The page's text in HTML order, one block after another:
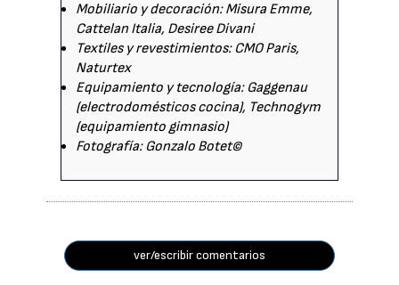
Mobiliario y decoración: Misura Emme,
Cattelan Italia, Desiree Divani
Textiles y revestimientos: CMO Paris,
Naturtex
Equipamiento y tecnología: Gaggenau
(electrodomésticos cocina), Technogym
(equipamiento gimnasio)
Fotografía: Gonzalo Botet©
ver/escribir comentarios